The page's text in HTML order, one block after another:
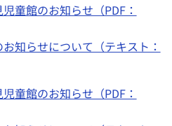
童館のお知らせ（PDF：
知らせについて（テキスト：
童館のお知らせ（PDF：